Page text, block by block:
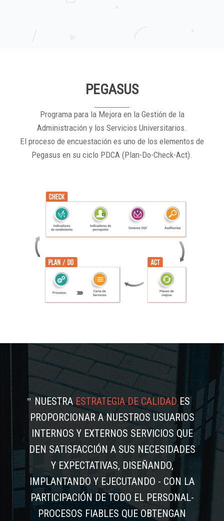
PEGASUS
Programa para la Mejora en la Gestión de la
Administración y los Servicios Universitarios.
El proceso de encuestación es uno de los elementos de
Pegasus en su ciclo PDCA (Plan-Do-Check-Act).
NUESTRAESTRATEGIA DE CALIDADES
PROPORCIONAR A NUESTROS USUARIOS
INTERNOS Y EXTERNOS SERVICIOS QUE
DEN SATISFACCIÓN A SUS NECESIDADES
Y EXPECTATIVAS, DISEÑANDO,
IMPLANTANDO Y EJECUTANDO - CON LA
PARTICIPACIÓN DE TODO EL PERSONAL-
PROCESOS FIABLES QUE OBTENGAN